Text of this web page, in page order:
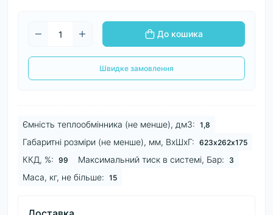
До кошика
Швидке замовлення
Ємність теплообмінника (не менше), дм3: 1,8
Габаритні розміри (не менше), мм, ВхШхГ: 623х262х175
ККД, %: 99 Максимальний тиск в системі, Бар: 3
Маса, кг, не більше: 15